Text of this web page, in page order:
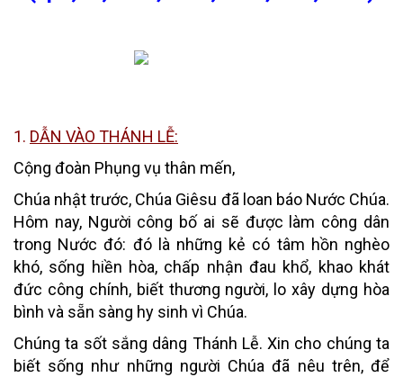
1. DẪN VÀO THÁNH LỄ:
Cộng đoàn Phụng vụ thân mến,
Chúa nhật trước, Chúa Giêsu đã loan báo Nước Chúa.
Hôm nay, Người công bố ai sẽ được làm công dân
trong Nước đó: đó là những kẻ có tâm hồn nghèo
khó, sống hiền hòa, chấp nhận đau khổ, khao khát
đức công chính, biết thương người, lo xây dựng hòa
bình và sẵn sàng hy sinh vì Chúa.
Chúng ta sốt sắng dâng Thánh Lễ. Xin cho chúng ta
biết sống như những người Chúa đã nêu trên, để